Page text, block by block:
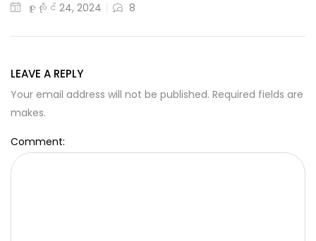
ဇူလိုင် 24, 2024
8
LEAVE A REPLY
Your email address will not be published. Required fields are
makes.
Comment: